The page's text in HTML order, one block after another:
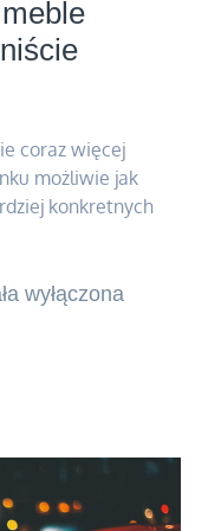
coraz więcej
możliwie jak
konkretnych
wyłączona